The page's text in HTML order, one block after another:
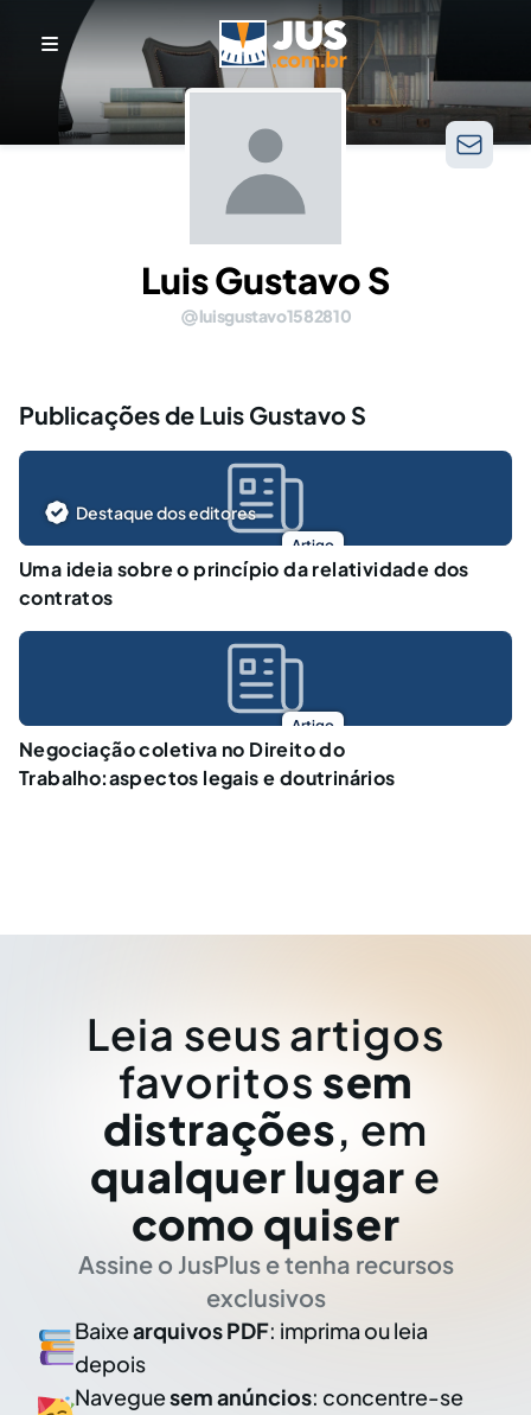
Luis Gustavo S
luisgustavo1582810
Publicações de Luis Gustavo S
Artigo
Destaque dos editores
Uma ideia sobre o princípio da relatividade dos
contratos
Artigo
Negociação coletiva no Direito do
Trabalho:aspectos legais e doutrinários
Leia seus artigos
favoritos sem
distrações, em
qualquer lugar e
como quiser
Assine o JusPlus e tenha recursos
exclusivos
Baixearquivos PDF: imprima ou leia
depois
Naveguesem anúncios: concentre-se